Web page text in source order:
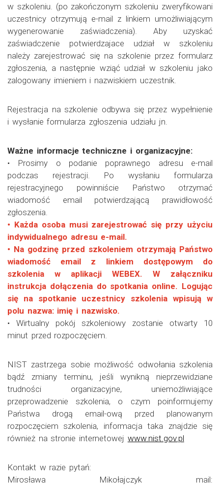
w szkoleniu. (po zakończonym szkoleniu zweryfikowani
uczestnicy otrzymują e-mail z linkiem umożliwiającym
wygenerowanie zaświadczenia). Aby uzyskać
zaświadczenie potwierdzajace udział w szkoleniu
należy zarejestrować się na szkolenie przez formularz
zgłoszenia, a następnie wziąć udział w szkoleniu jako
zalogowany imieniem i nazwiskiem uczestnik.
Rejestracja na szkolenie odbywa się przez wypełnienie
i wysłanie formularza zgłoszenia udziału jn.
Ważne informacje techniczne i organizacyjne:
• Prosimy o podanie poprawnego adresu e-mail
podczas rejestracji. Po wysłaniu formularza
rejestracyjnego powinniście Państwo otrzymać
wiadomość email potwierdzającą prawidłowość
zgłoszenia.
• Każda osoba musi zarejestrować się przy użyciu
indywidualnego adresu e-mail.
• Na godzinę przed szkoleniem otrzymają Państwo
wiadomość email z linkiem dostępowym do
szkolenia w aplikacji WEBEX. W załączniku
instrukcja dołączenia do spotkania online. Logując
się na spotkanie uczestnicy szkolenia wpisują w
polu nazwa: imię i nazwisko.
• Wirtualny pokój szkoleniowy zostanie otwarty 10
minut przed rozpoczęciem.
NIST zastrzega sobie możliwość odwołania szkolenia
bądź zmiany terminu, jeśli wynikną nieprzewidziane
trudności organizacyjne, uniemożliwiające
przeprowadzenie szkolenia, o czym poinformujemy
Państwa drogą email-ową przed planowanym
rozpoczęciem szkolenia, informacja taka znajdzie się
również na stronie internetowej www.nist.gov.pl
Kontakt w razie pytań:
Mirosława Mikołajczyk mail: